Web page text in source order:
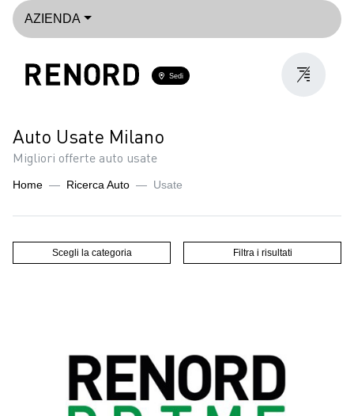
AZIENDA
Sedi
Auto Usate Milano
Migliori offerte auto usate
Home Ricerca Auto Usate
Scegli la categoria Filtra i risultati